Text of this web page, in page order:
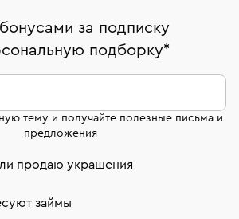
и часов смотрите на
украшений»
считая день бронирования.
изделия получены
МГУ и других геммологических
за подписку
подборку*
тему и получайте полезные письма и
предложения
продаю украшения
займы